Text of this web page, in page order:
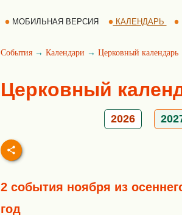
МОБИЛЬНАЯ ВЕРСИЯ КАЛЕНДАРЬ
События → Календари → Церковный календарь
Церковный
2026
2 события ноября из
год